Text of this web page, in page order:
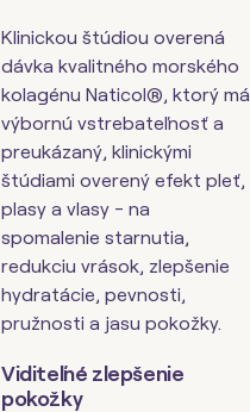
Klinickou štúdiou overená
dávka kvalitného morského
kolagénu Naticol®, ktorý má
výbornú vstrebateľnosť a
preukázaný, klinickými
štúdiami overený efekt pleť,
plasy a vlasy - na
spomalenie starnutia,
redukciu vrások, zlepšenie
hydratácie, pevnosti,
pružnosti a jasu pokožky.
Viditeľné zlepšenie
pokožky